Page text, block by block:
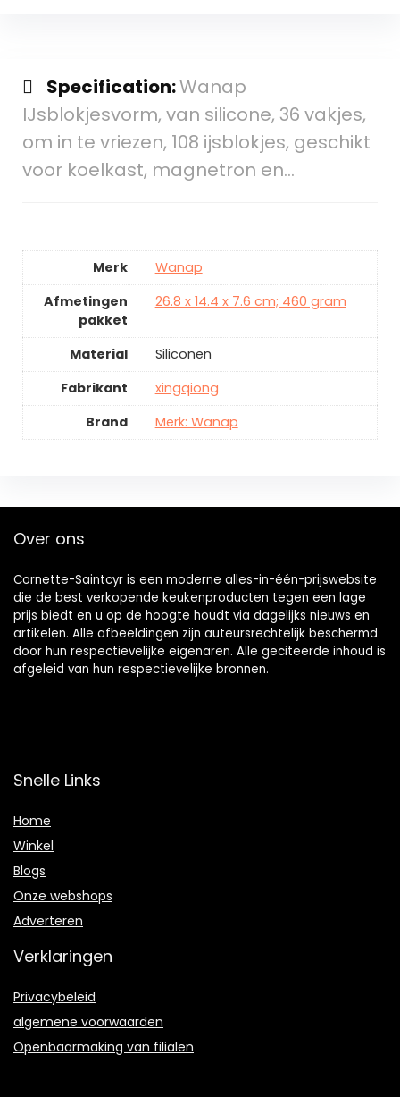
Specification:Wanap
IJsblokjesvorm, van silicone, 36 vakjes,
om in te vriezen, 108 ijsblokjes, geschikt
voor koelkast, magnetron en…
Merk
Wanap
Afmetingen
pakket
26.8 x 14.4 x 7.6 cm; 460 gram
Material
Siliconen
Fabrikant
xingqiong
Brand
Merk: Wanap
Over ons
Cornette-Saintcyr is een moderne alles-in-één-prijswebsite
die de best verkopende keukenproducten tegen een lage
prijs biedt en u op de hoogte houdt via dagelijks nieuws en
artikelen. Alle afbeeldingen zijn auteursrechtelijk beschermd
door hun respectievelijke eigenaren. Alle geciteerde inhoud is
afgeleid van hun respectievelijke bronnen.
Snelle Links
Home
Winkel
Blogs
Onze webshops
Adverteren
Verklaringen
Privacybeleid
algemene voorwaarden
Openbaarmaking van filialen